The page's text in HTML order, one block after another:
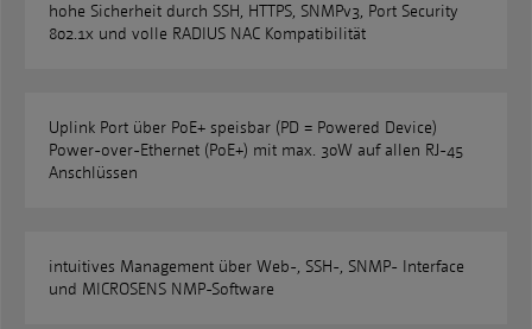
hohe Sicherheit durch SSH, HTTPS, SNMPv3, Port Security
802.1x und volle RADIUS NAC Kompatibilität
Uplink Port über PoE+ speisbar (PD = Powered Device)
Power-over-Ethernet (PoE+) mit max. 30W auf allen RJ-45
Anschlüssen
intuitives Management über Web-, SSH-, SNMP- Interface
und MICROSENS NMP-Software